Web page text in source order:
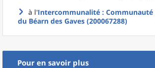
à l'Intercommunalité :
du Béarn des Gaves (200067288)
Pour en savoir plus